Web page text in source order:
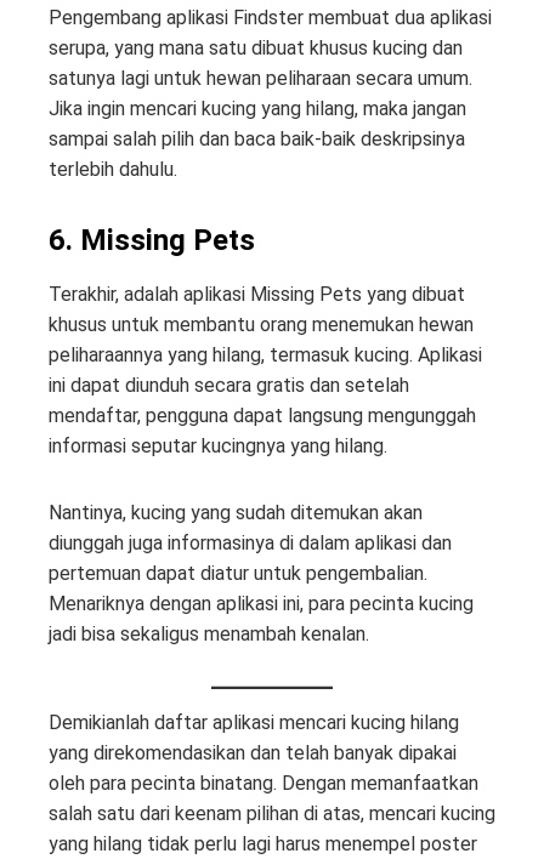
Pengembang aplikasi Findster membuat dua aplikasi
serupa, yang mana satu dibuat khusus kucing dan
satunya lagi untuk hewan peliharaan secara umum.
Jika ingin mencari kucing yang hilang, maka jangan
sampai salah pilih dan baca baik-baik deskripsinya
terlebih dahulu.
6. Missing Pets
Terakhir, adalah aplikasi Missing Pets yang dibuat
khusus untuk membantu orang menemukan hewan
peliharaannya yang hilang, termasuk kucing. Aplikasi
ini dapat diunduh secara gratis dan setelah
mendaftar, pengguna dapat langsung mengunggah
informasi seputar kucingnya yang hilang.
Nantinya, kucing yang sudah ditemukan akan
diunggah juga informasinya di dalam aplikasi dan
pertemuan dapat diatur untuk pengembalian.
Menariknya dengan aplikasi ini, para pecinta kucing
jadi bisa sekaligus menambah kenalan.
Demikianlah daftar aplikasi mencari kucing hilang
yang direkomendasikan dan telah banyak dipakai
oleh para pecinta binatang. Dengan memanfaatkan
salah satu dari keenam pilihan di atas, mencari kucing
yang hilang tidak perlu lagi harus menempel poster